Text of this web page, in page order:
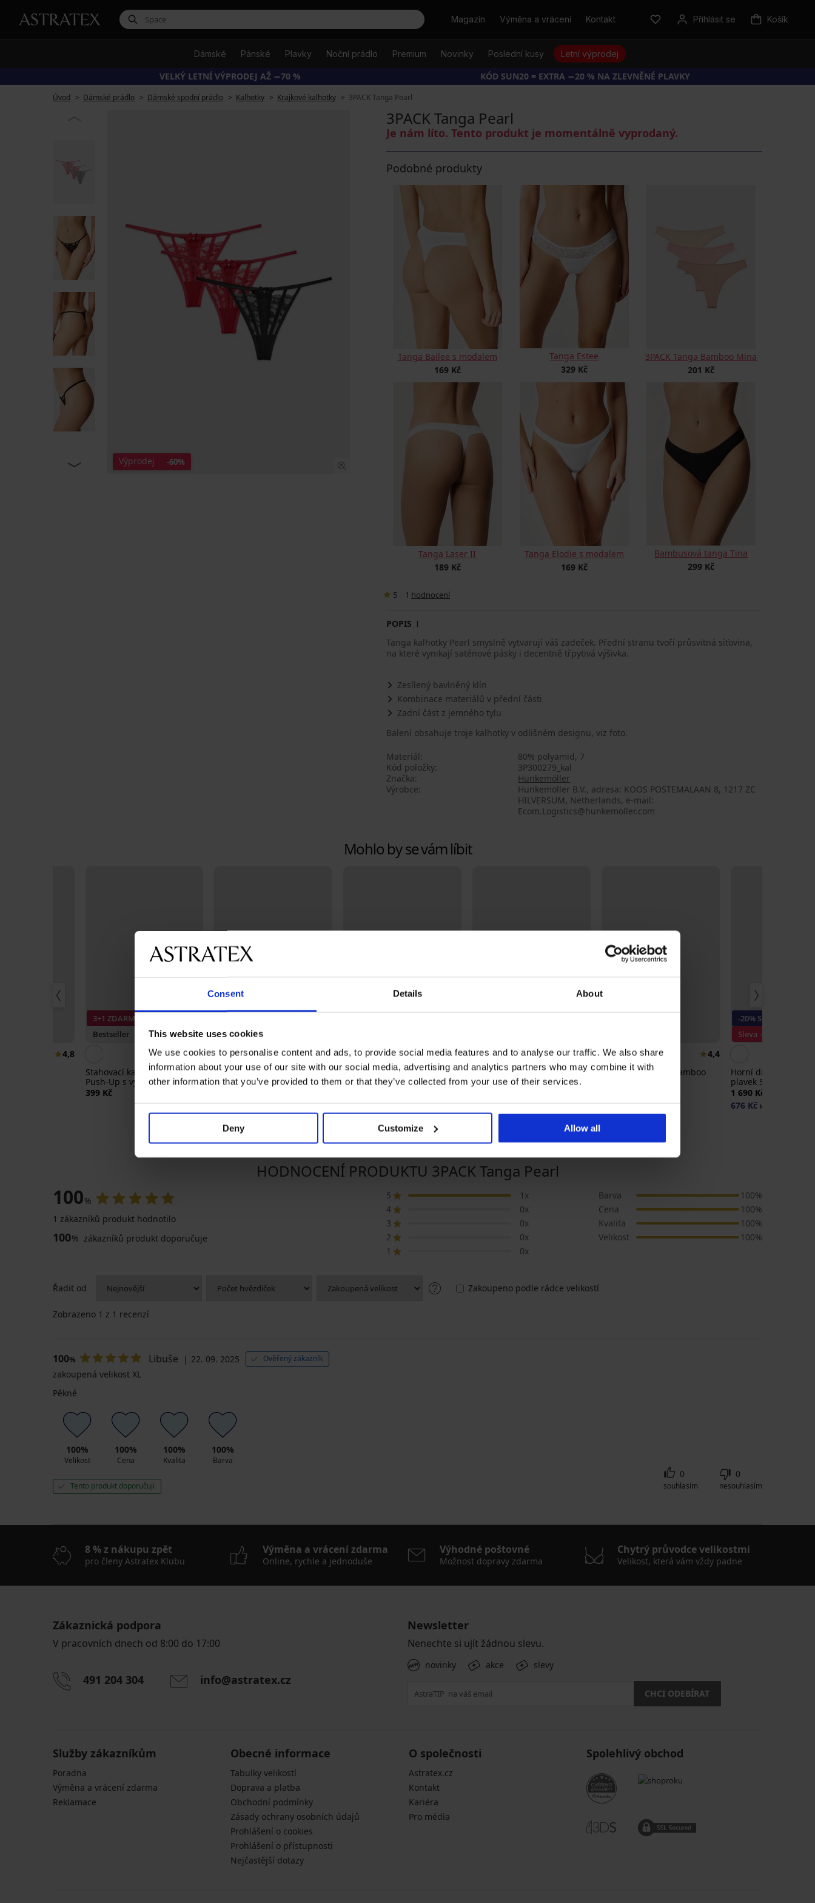
Consent Details About
This website uses cookies
We use cookies to personalise content and ads, to provide social media features and to analyse our traffic. We also share
information about your use of our site with our social media, advertising and analytics partners who may combine it with
other information that you’ve provided to them or that they’ve collected from your use of their services.
Deny Customize Allow all
HledatMagazín Výměna a vrácení Kontakt Přihlásit se Košík
Dámské Pánské Plavky Noční prádlo Premium Novinky Poslední kusy Letní výprodej
VELKÝ LETNÍ VÝPRODEJ AŽ −70 % KÓD SUN20 = EXTRA −20 % NA ZLEVNĚNÉ PLAVKY
Úvod Dámské prádlo Dámské spodní prádlo Kalhotky Krajkové kalhotky 3PACK Tanga Pearl
Výprodej -60%
3PACK Tanga Pearl
Je nám líto. Tento produkt je momentálně vyprodaný.
Podobné produkty
Tanga Bailee s modalem
169 Kč
Tanga Estee
329 Kč
3PACK Tanga Bamboo Mina
201 Kč
Tanga Laser II
189 Kč
Tanga Elodie s modalem
169 Kč
Bambusová tanga Tina
299 Kč
5 1 hodnocení
POPIS
Tanga kalhotky Pearl smyslně vytvarují váš zadeček. Přední stranu tvoří průsvitná síťovina,
na které vynikají saténové pásky i decentně třpytivá výšivka.
Zesílený bavlněný klín
Kombinace materiálů v přední části
Zadní část z jemného tylu
Balení obsahuje troje kalhotky v odlišném designu, viz foto.
Materiál
80% polyamid, 7
Kód položky
3P300279_kal
Značka
Hunkemöller
Výrobce
Hunkemöller B.V., adresa: KOOS POSTEMALAAN 8, 1217 ZC
HILVERSUM, Netherlands, e-mail:
Ecom.Logistics@hunkemoller.com
Mohlo by se vám líbit
4,8
3+1 ZDARMA
Bestseller
4,8
Stahovací kalhotky Simple
Push-Up s vysokým pasem
399 Kč
Bestseller
4,9
Podprsenka Spacer Delicate
Flower
4,8
Podprsenka Fili vyztužená
bez kostic
4,9
Zmenšující podprsenka
Spacer 3D Gia Minimizer
4,4
Klasické kalhotky Bamboo
-20% SUN20
Sleva -50%
Horní díl
plavek Spacer
1 690 Kč
676 Kč kód:
HODNOCENÍ PRODUKTU 3PACK Tanga Pearl
100%
1 zákazníků produkt hodnotilo
100% zákazníků produkt doporučuje
5
1x
4
0x
3
0x
2
0x
1
0x
Barva
100%
Cena
100%
Kvalita
100%
Velikost
100%
Řadit od Zakoupeno podle rádce velikostí
Zobrazeno 1 z 1 recenzí
100% Libuše 22. 09. 2025 Ověřený zákazník
zakoupená velikost XL
Pěkné
100%
Velikost
100%
Cena
100%
Kvalita
100%
Barva
Tento produkt doporučuji
0
souhlasím
0
nesouhlasím
8 % z nákupu zpět
pro členy Astratex Klubu
Výměna a vrácení zdarma
Online, rychle a jednoduše
Výhodné poštovné
Možnost dopravy zdarma
Chytrý průvodce velikostmi
Velikost, která vám vždy padne
Zákaznická podpora
V pracovních dnech od 8:00 do 17:00
491 204 304 info@astratex.cz
Newsletter
Nenechte si ujít žádnou slevu.
novinky akce slevy
CHCI ODEBÍRAT
Služby zákazníkům
Poradna
Výměna a vrácení zdarma
Reklamace
Obecné informace
Tabulky velikostí
Doprava a platba
Obchodní podmínky
Zásady ochrany osobních údajů
Prohlášení o cookies
Prohlášení o přístupnosti
Nejčastější dotazy
O společnosti
Astratex.cz
Kontakt
Kariéra
Pro média
Spolehlivý obchod